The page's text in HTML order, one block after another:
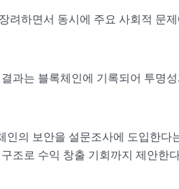
려하면서 동시에 주요 사회적 문
과는 블록체인에 기록되어 투명
인의 보안을 설문조사에 도입한다
조로 수익 창출 기회까지 제안한